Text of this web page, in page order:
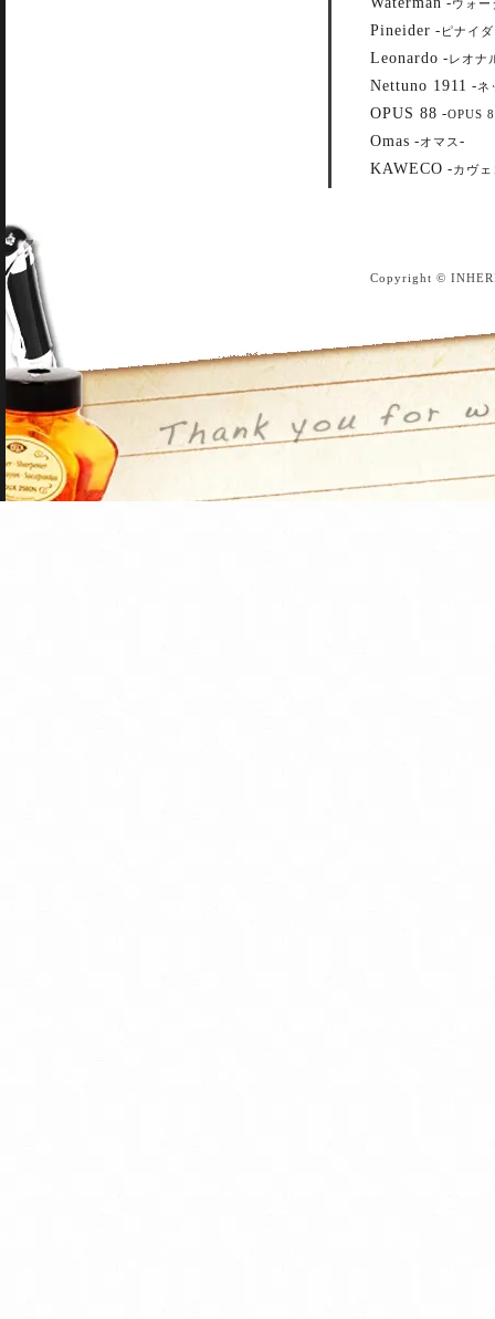
ウォー
Pineider - ピナイ
Leonardo -レオナ
Nettuno 1911 -ネ
OPUS 88 -OPUS
Omas -オマス -
KAWECO -カヴェ
Copyright ©